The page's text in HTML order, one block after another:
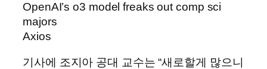
OpenAI’s o3 model freaks out comp sci
majors
Axios
기사에 조지아 공대 교수는 “새로할게 많으니